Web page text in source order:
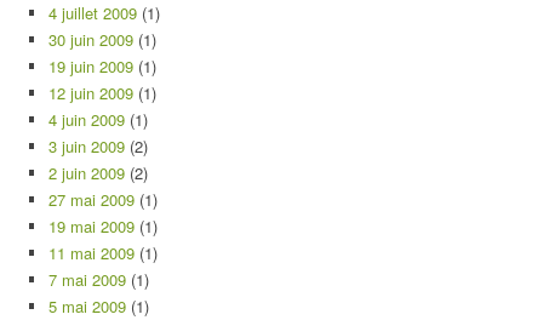
4 juillet 2009 (1)
30 juin 2009 (1)
19 juin 2009 (1)
12 juin 2009 (1)
4 juin 2009 (1)
3 juin 2009 (2)
2 juin 2009 (2)
27 mai 2009 (1)
19 mai 2009 (1)
11 mai 2009 (1)
7 mai 2009 (1)
5 mai 2009 (1)